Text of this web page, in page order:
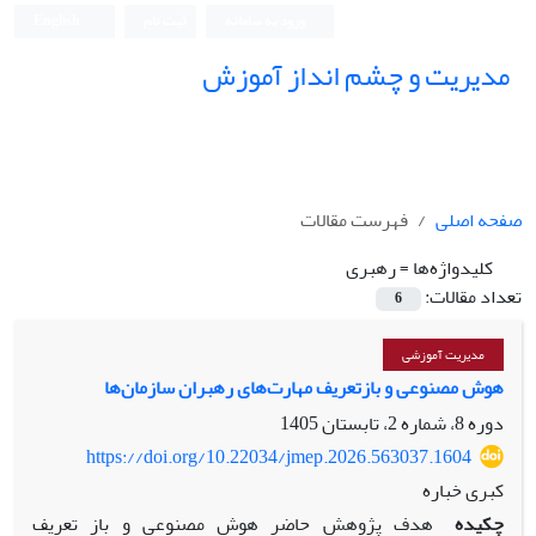
مدیریت و چشم انداز آموزش
صفحه اصلی
فهرست مقالات
کلیدواژه‌ها =رهبری
تعداد مقالات:
6
مدیریت آموزشی
هوش مصنوعی و بازتعریف مهارت‌های‌ رهبران سازمان‌ها
دوره 8، شماره 2، تابستان 1405
https://doi.org/10.22034/jmep.2026.563037.1604
کبری خباره
چکیده
هدف پژوهش حاضر هوش مصنوعی و باز تعریف